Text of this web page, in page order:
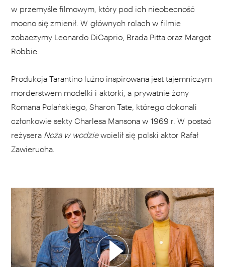
w przemyśle filmowym, który pod ich nieobecność
mocno się zmienił. W głównych rolach w filmie
zobaczymy Leonardo DiCaprio, Brada Pitta oraz Margot
Robbie.
Produkcja Tarantino luźno inspirowana jest tajemniczym
morderstwem modelki i aktorki, a prywatnie żony
Romana Polańskiego, Sharon Tate, którego dokonali
członkowie sekty Charlesa Mansona w 1969 r. W postać
reżysera Noża w wodziewcielił się polski aktor Rafał
Zawierucha.
WYBIERZ SWOJĄ PLAYLISTĘ